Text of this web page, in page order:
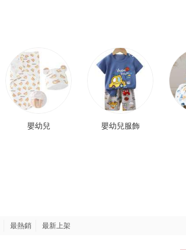
嬰幼兒 嬰幼兒服飾
最熱銷 最新上架